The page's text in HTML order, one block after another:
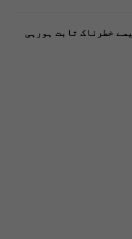
خطرناک ثابت ہورہی